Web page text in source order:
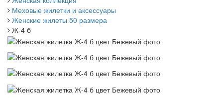
Меховые жилетки и аксессуары
Женские жилеты 50 размера
Ж-4 б